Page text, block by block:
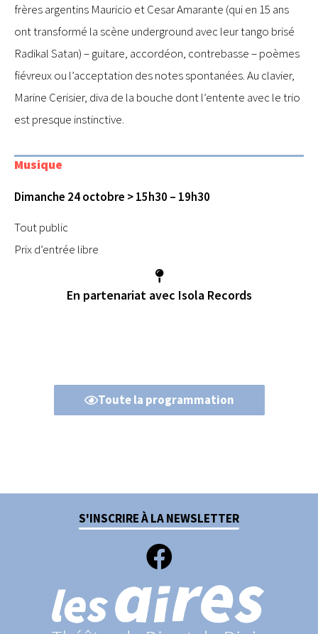
frères argentins Mauricio et Cesar Amarante (qui en 15 ans
ont transformé la scène underground avec leur tango brisé
Radikal Satan) – guitare, accordéon, contrebasse – poèmes
fiévreux ou l’acceptation des notes spontanées. Au clavier,
Marine Cerisier, diva de la bouche dont l’entente avec le trio
est presque instinctive.
Musique
Dimanche 24 octobre > 15h30 – 19h30
Tout public
Prix d’entrée libre
En partenariat avec Isola Records
Toute la programmation
S'INSCRIRE À LA NEWSLETTER